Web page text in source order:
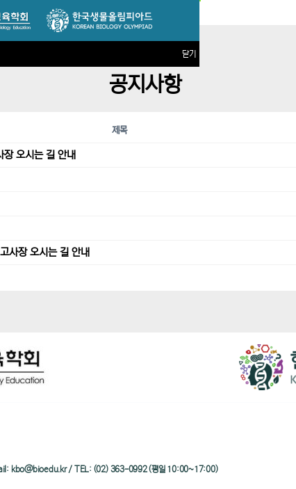
공지사항
제목
오시는 길 안내
사장 오시는 길 안내
kbo@bioedu.kr / TEL: (02) 363-0992 (평일 10:00~17:00)
닫기